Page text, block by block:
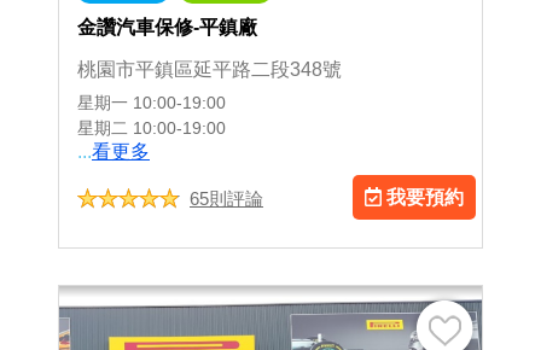
金讚汽車保修-平鎮廠
桃園市平鎮區延平路二段348號
星期一 10:00-19:00
星期二 10:00-19:00
...看更多
65則評論 我要預約